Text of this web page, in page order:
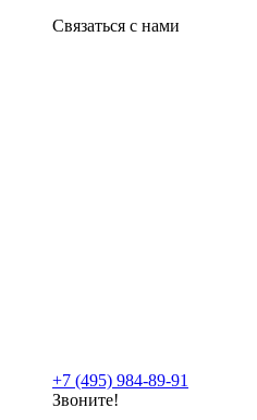
Связаться с нами
+7 (495) 984-89-91
Звоните!